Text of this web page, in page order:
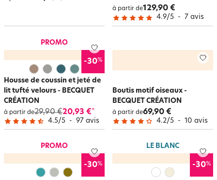
à partir de129,90 €
4.9/5 - 7 avis
PROMO
-30%
Housse de coussin et jeté de
lit tufté velours - BECQUET
CRÉATION
à partir de29,90 €20,93 €*
4.5/5 - 97 avis
Boutis motif oiseaux -
BECQUET CRÉATION
à partir de69,90 €
4.2/5 - 10 avis
PROMO
-30%
LE BLANC
-30%